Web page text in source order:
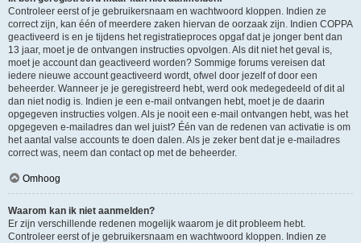
Controleer eerst of je gebruikersnaam en wachtwoord kloppen. Indien ze
correct zijn, kan één of meerdere zaken hiervan de oorzaak zijn. Indien COPPA
geactiveerd is en je tijdens het registratieproces opgaf dat je jonger bent dan
13 jaar, moet je de ontvangen instructies opvolgen. Als dit niet het geval is,
moet je account dan geactiveerd worden? Sommige forums vereisen dat
iedere nieuwe account geactiveerd wordt, ofwel door jezelf of door een
beheerder. Wanneer je je geregistreerd hebt, werd ook medegedeeld of dit al
dan niet nodig is. Indien je een e-mail ontvangen hebt, moet je de daarin
opgegeven instructies volgen. Als je nooit een e-mail ontvangen hebt, was het
opgegeven e-mailadres dan wel juist? Één van de redenen van activatie is om
het aantal valse accounts te doen dalen. Als je zeker bent dat je e-mailadres
correct was, neem dan contact op met de beheerder.
Omhoog
Waarom kan ik niet aanmelden?
Er zijn verschillende redenen mogelijk waarom je dit probleem hebt.
Controleer eerst of je gebruikersnaam en wachtwoord kloppen. Indien ze